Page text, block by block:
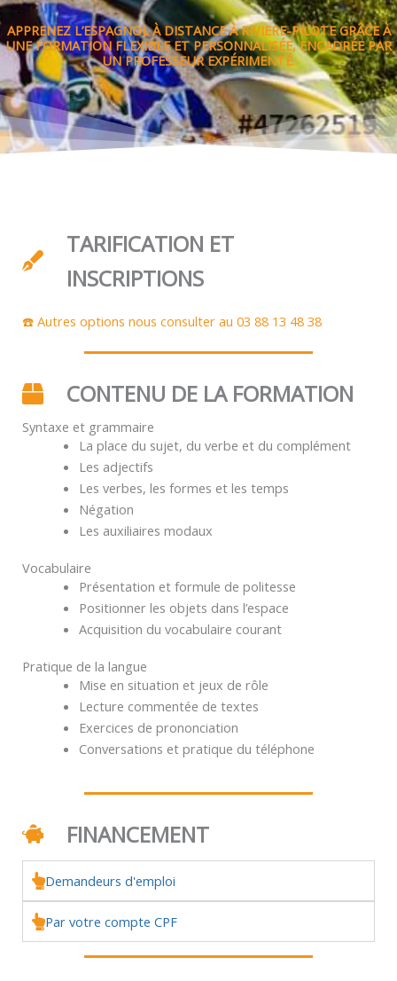
APPRENEZ L’ESPAGNOL À DISTANCE À RIVIERE-PILOTE GRÂCE À
UNE FORMATION FLEXIBLE ET PERSONNALISÉE, ENCADRÉE PAR
UN PROFESSEUR EXPÉRIMENTÉ.
TARIFICATION ET
INSCRIPTIONS
☎️ Autres options nous consulter au 03 88 13 48 38
CONTENU DE LA FORMATION
Syntaxe et grammaire
La place du sujet, du verbe et du complément
Les adjectifs
Les verbes, les formes et les temps
Négation
Les auxiliaires modaux
Vocabulaire
Présentation et formule de politesse
Positionner les objets dans l’espace
Acquisition du vocabulaire courant
Pratique de la langue
Mise en situation et jeux de rôle
Lecture commentée de textes
Exercices de prononciation
Conversations et pratique du téléphone
FINANCEMENT
Demandeurs d'emploi
Par votre compte CPF